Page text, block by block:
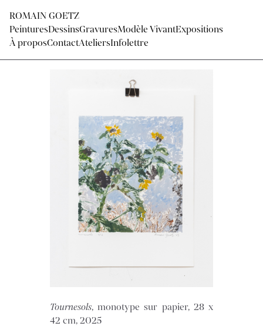
ROMAIN GOETZ
PeinturesDessinsGravuresModèle VivantExpositions
À proposContactAteliersInfolettre
Tournesols, monotype sur papier, 28 x
42 cm, 2025